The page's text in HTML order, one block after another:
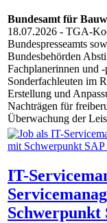
Bundesamt für
18.07.2026 - TGA-
Bundespresseamts
Bundesbehörden
Fachplanerinnen und
Sonderfachleuten im
Erstellung und
Nachträgen für
Überwachung der
IT-
Schwerpunkt